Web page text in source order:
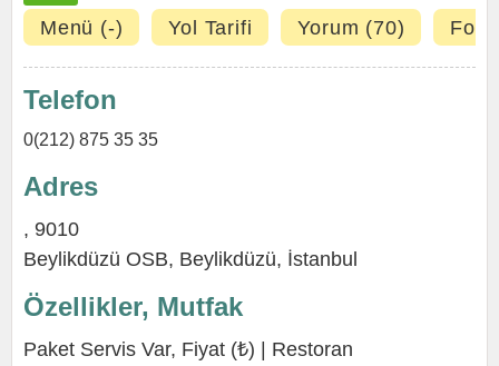
Menü (-) Yol Tarifi Yorum (70)
Telefon
0(212) 875 35 35
Adres
, 9010
Beylikdüzü OSB, Beylikdüzü, İstanbul
Özellikler, Mutfak
Paket Servis Var, Fiyat (₺) | Restoran